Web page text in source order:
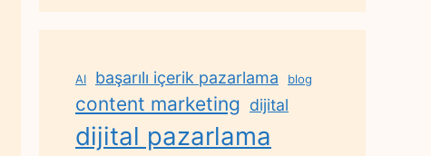
AI başarılı içerik pazarlama blog
content marketing dijital
dijital pazarlama